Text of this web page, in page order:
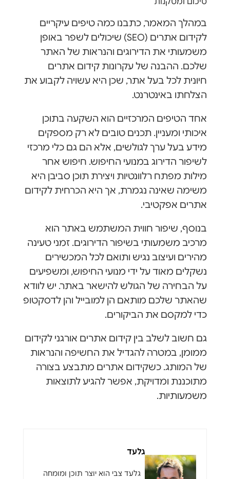
במהלך המאמר, כתבנו כמה טיפים עיקריים
לקידום אתרים (SEO) שיכולים לשפר באופן
משמעותי את הדירוגים והנראות של האתר
שלכם. ההבנה של עקרונות קידום אתרים
חיונית לכל בעל אתר, שכן היא עשויה לקבוע את
הצלחתו באינטרנט.
אחד הטיפים המרכזיים הוא השקעה בתוכן
איכותי ומעניין. תכנים טובים לא רק מספקים
מידע בעל ערך לגולשים, אלא הם גם כלי מרכזי
לשיפור הדירוג במנועי החיפוש. חיפוש אחר
מילות מפתח רלוונטיות ויצירת תוכן סביבן היא
משימה שאינה נגמרת, אך היא הכרחית לקידום
אתרים אפקטיבי.
בנוסף, שיפור חווית המשתמש באתר הוא
מרכיב משמעותי בשיפור הדירוגים. זמני טעינה
מהירים ועיצוב נגיש ותואם לכל המכשירים
נשקלים מאוד על ידי מנועי החיפוש, ומשפיעים
על הבחירה של הגולש להישאר באתר. יש לוודא
שהאתר שלכם מותאם הן למובייל והן לדסקטופ
כדי למקסם את הביקורים.
גם חשוב לשלב בין קידום אתרים אורגני לקידום
ממומן, במטרה להגדיל את החשיפה והנראות
של המותג. כשקידום אתרים מתבצע בצורה
מתוכננת ומדויקת, אפשר להגיע לתוצאות
משמעותיות.
גלעד
גלעד צבי הוא יוצר תוכן ומומחה